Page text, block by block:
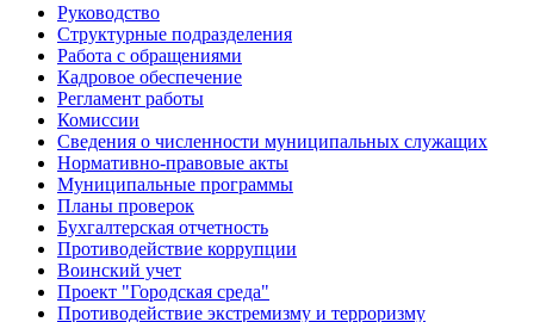
Руководство
Структурные подразделения
Работа с обращениями
Кадровое обеспечение
Регламент работы
Комиссии
Сведения о численности муниципальных служащих
Нормативно-правовые акты
Муниципальные программы
Планы проверок
Бухгалтерская отчетность
Противодействие коррупции
Воинский учет
Проект "Городская среда"
Противодействие экстремизму и терроризму